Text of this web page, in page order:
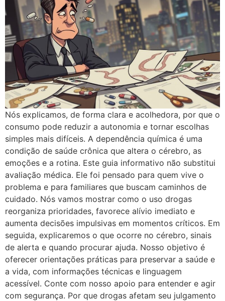
Nós explicamos, de forma clara e acolhedora, por que o
consumo pode reduzir a autonomia e tornar escolhas
simples mais difíceis. A dependência química é uma
condição de saúde crônica que altera o cérebro, as
emoções e a rotina. Este guia informativo não substitui
avaliação médica. Ele foi pensado para quem vive o
problema e para familiares que buscam caminhos de
cuidado. Nós vamos mostrar como o uso drogas
reorganiza prioridades, favorece alívio imediato e
aumenta decisões impulsivas em momentos críticos. Em
seguida, explicaremos o que ocorre no cérebro, sinais
de alerta e quando procurar ajuda. Nosso objetivo é
oferecer orientações práticas para preservar a saúde e
a vida, com informações técnicas e linguagem
acessível. Conte com nosso apoio para entender e agir
com segurança. Por que drogas afetam seu julgamento